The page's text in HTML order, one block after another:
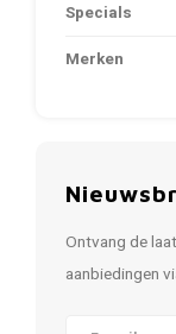
Specials
Merken
Ontvang de
aanbiedingen